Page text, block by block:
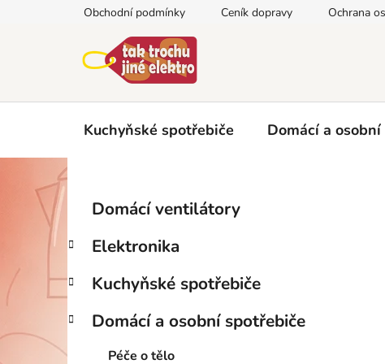
Obchodní podmínky Ceník dopravy Ochrana
Kuchyňské spotřebiče Domácí a
s
r
a
n
n
Přeskočit
kategorie
e
o
r
i
Domácí ventilátory
Elektronika
Kuchyňské spotřebiče
Domácí a osobní spotřebiče
Péče o tělo